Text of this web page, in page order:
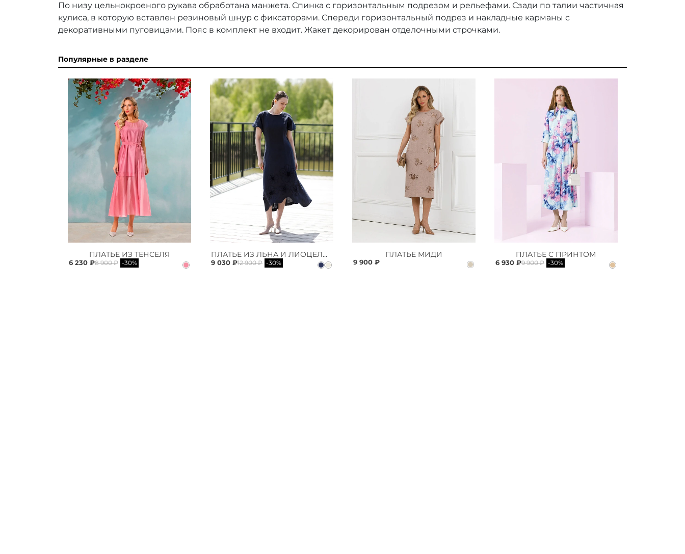
По низу цельнокроеного рукава обработана манжета. Спинка с горизонтальным подрезом и рельефами. Сзади по талии частичная
кулиса, в которую вставлен резиновый шнур с фиксаторами. Спереди горизонтальный подрез и накладные карманы с
декоративными пуговицами. Пояс в комплект не входит. Жакет декорирован отделочными строчками.
Популярные в разделе
ПЛАТЬЕ ИЗ ТЕНСЕЛЯ
6 230 ₽8 900 ₽ -30%
ПЛАТЬЕ ИЗ ЛЬНА И ЛИОЦЕЛЛА
9 030 ₽12 900 ₽ -30%
ПЛАТЬЕ МИДИ
9 900 ₽
ПЛАТЬЕ С ПРИНТОМ
6 930 ₽9 900 ₽ -30%